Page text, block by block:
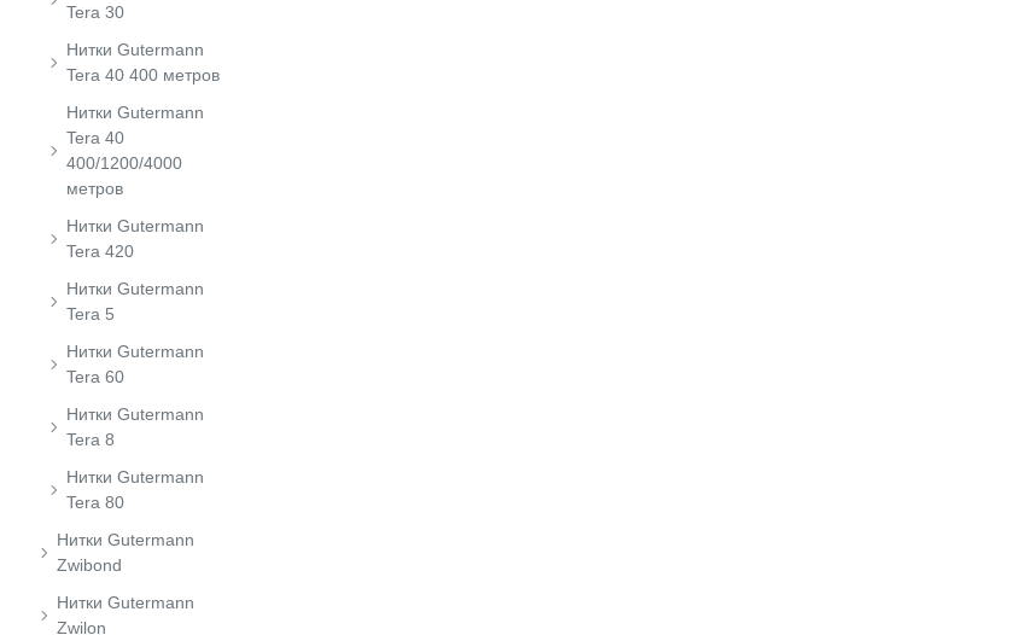
Tera 30
Нитки Gutermann
Tera 40 400 метров
Нитки Gutermann
Tera 40
400/1200/4000
метров
Нитки Gutermann
Tera 420
Нитки Gutermann
Tera 5
Нитки Gutermann
Tera 60
Нитки Gutermann
Tera 8
Нитки Gutermann
Tera 80
Нитки Gutermann
Zwibond
Нитки Gutermann
Zwilon